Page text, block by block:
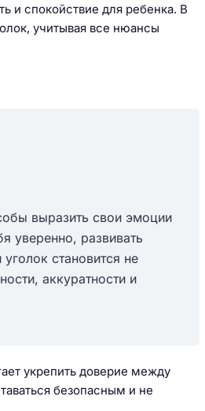
и спокойствие для ребенка. В
учитывая все нюансы
выразить свои эмоции
уверенно, развивать
становится не
аккуратности и
укрепить доверие между
безопасным и не